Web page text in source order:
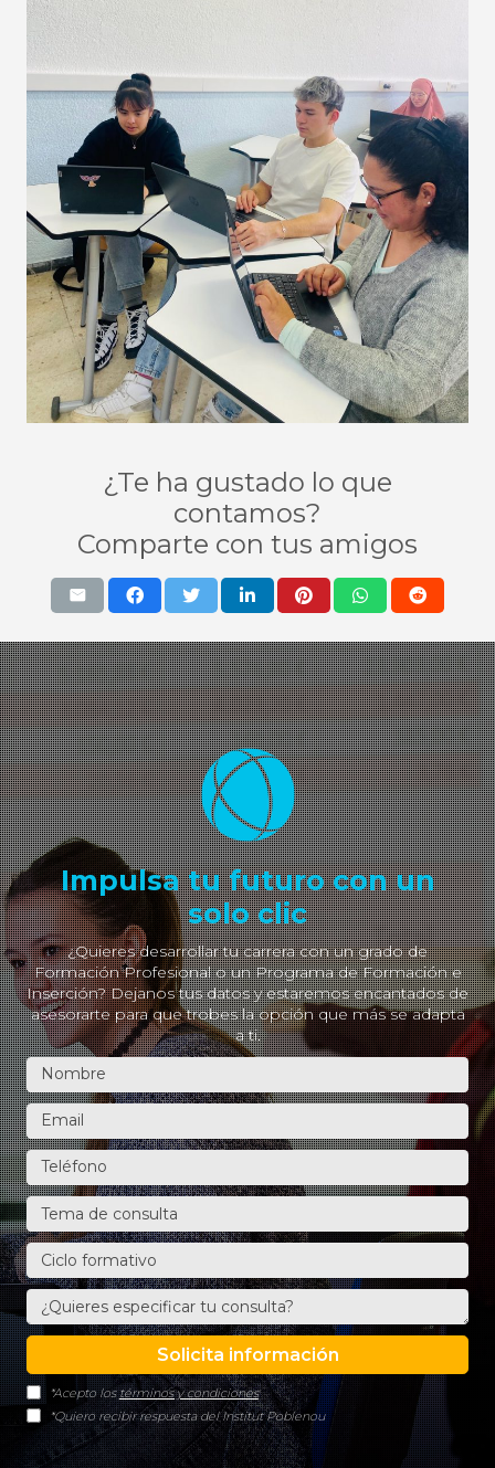
¿Te ha gustado lo que
contamos?
Comparte con tus amigos
Impulsa tu futuro con un
solo clic
¿Quieres desarrollar tu carrera con un grado de
Formación Profesional o un Programa de Formación e
Inserción? Dejanos tus datos y estaremos encantados de
asesorarte para que trobes la opción que más se adapta
a ti.
*Acepto lostérminos y condiciones
*Quiero recibir respuesta del Institut Poblenou